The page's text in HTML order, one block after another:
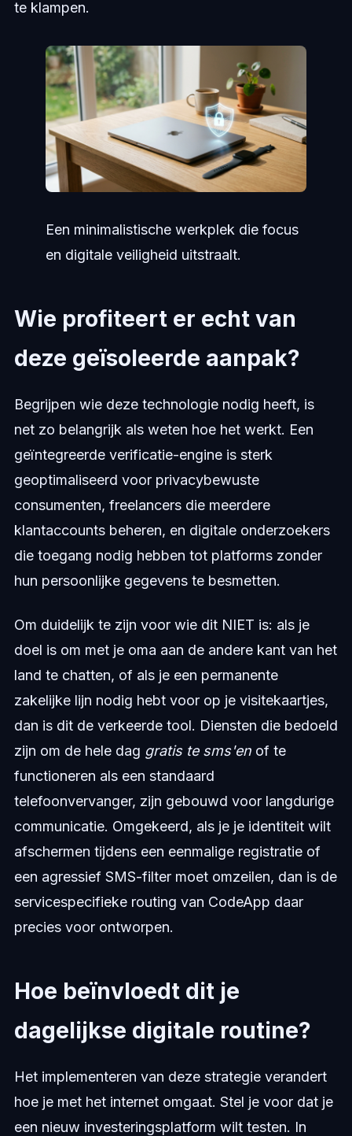
te klampen.
Een minimalistische werkplek die focus
en digitale veiligheid uitstraalt.
Wie profiteert er echt van
deze geïsoleerde aanpak?
Begrijpen wie deze technologie nodig heeft, is
net zo belangrijk als weten hoe het werkt. Een
geïntegreerde verificatie-engine is sterk
geoptimaliseerd voor privacybewuste
consumenten, freelancers die meerdere
klantaccounts beheren, en digitale onderzoekers
die toegang nodig hebben tot platforms zonder
hun persoonlijke gegevens te besmetten.
Om duidelijk te zijn voor wie dit NIET is: als je
doel is om met je oma aan de andere kant van het
land te chatten, of als je een permanente
zakelijke lijn nodig hebt voor op je visitekaartjes,
dan is dit de verkeerde tool. Diensten die bedoeld
zijn om de hele dag gratis te sms'enof te
functioneren als een standaard
telefoonvervanger, zijn gebouwd voor langdurige
communicatie. Omgekeerd, als je je identiteit wilt
afschermen tijdens een eenmalige registratie of
een agressief SMS-filter moet omzeilen, dan is de
servicespecifieke routing van CodeApp daar
precies voor ontworpen.
Hoe beïnvloedt dit je
dagelijkse digitale routine?
Het implementeren van deze strategie verandert
hoe je met het internet omgaat. Stel je voor dat je
een nieuw investeringsplatform wilt testen. In